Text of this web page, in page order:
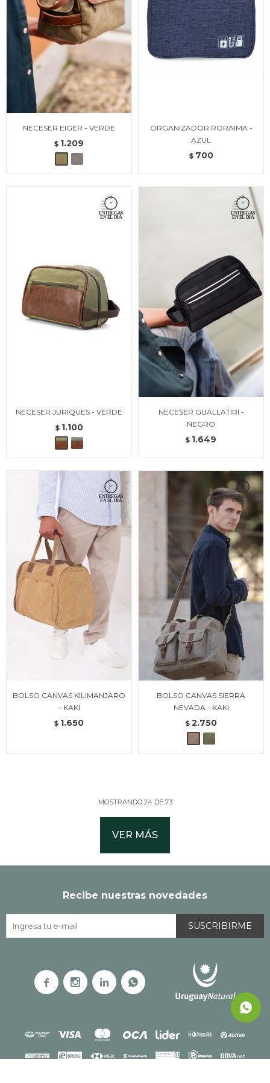
NECESER EIGER - VERDE
$ 1.209
ORGANIZADOR RORAIMA -
AZUL
$ 700
NECESER JURIQUES - VERDE
$ 1.100
NECESER GUALLATIRI -
NEGRO
$ 1.649
BOLSO CANVAS KILIMANJARO
- KAKI
$ 1.650
BOLSO CANVAS SIERRA
NEVADA - KAKI
$ 2.750
MOSTRANDO 24DE 73
VER MÁS
Recibe nuestras novedades
SUSCRIBIRME
   